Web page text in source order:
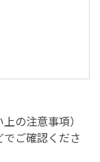
の注意事項）
ご確認くださ